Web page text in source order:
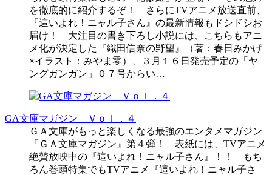
を徹底的に紹介するぞ！ さらにTVアニメ放送直前、
『這いよれ！ニャル子さん』の最新情報もドシドシお
届け！ 大注目の書き下ろし小説には、こちらもアニ
メ化が決定した『織田信奈の野望』（著：春日みかげ
×イラスト：みやま零）、３月１６日発売予定の「ヤ
ングガンガン」０７号からい…
GA文庫マガジン Ｖｏｌ．４
ＧＡ文庫がもっと楽しくなる最強のエンタメマガジン
『ＧＡ文庫マガジン』第４弾！ 表紙には、TVアニメ
絶賛放映中の『這いよれ！ニャル子さん』！！ もち
ろん巻頭特集でもTVアニメ『這いよれ！ニャル子さ